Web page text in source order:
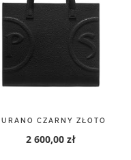
CZARNY ZŁOTO
2 600,00 zł